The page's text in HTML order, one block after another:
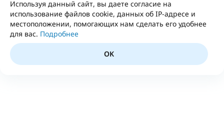
Используя данный сайт, вы даете согласие на
использование файлов cookie, данных об IP-адресе и
местоположении, помогающих нам сделать его удобнее
для вас. Подробнее
OK